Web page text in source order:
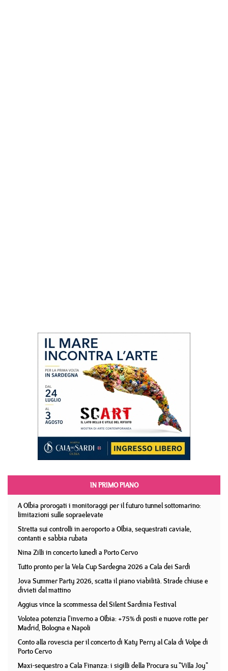
IN PRIMO PIANO
A Olbia prorogati i monitoraggi per il futuro tunnel sottomarino:
limitazioni sulle sopraelevate
Stretta sui controlli in aeroporto a Olbia, sequestrati caviale,
contanti e sabbia rubata
Nina Zilli in concerto lunedì a Porto Cervo
Tutto pronto per la Vela Cup Sardegna 2026 a Cala dei Sardi
Jova Summer Party 2026, scatta il piano viabilità. Strade chiuse e
divieti dal mattino
Aggius vince la scommessa del Silent Sardinia Festival
Volotea potenzia l'inverno a Olbia: +75% di posti e nuove rotte per
Madrid, Bologna e Napoli
Conto alla rovescia per il concerto di Katy Perry al Cala di Volpe di
Porto Cervo
Maxi-sequestro a Cala Finanza: i sigilli della Procura su "Villa Joy"